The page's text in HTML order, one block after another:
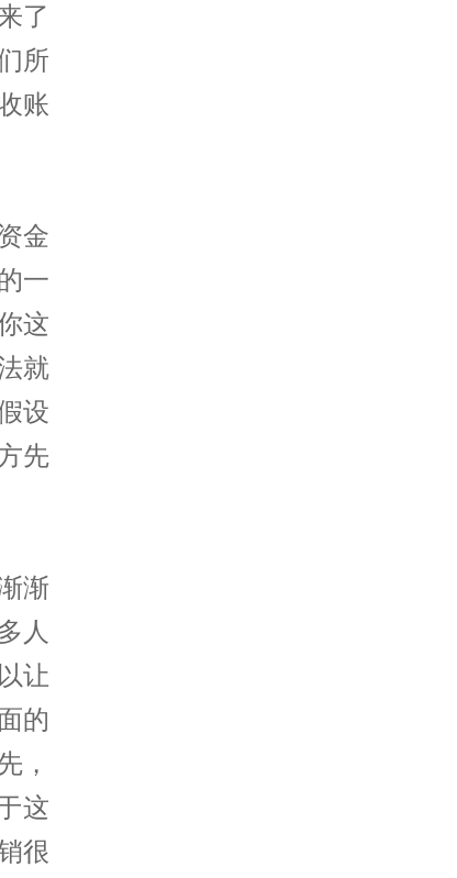
了
所
账
金
一
这
就
设
先
渐
人
让
的
，
这
很